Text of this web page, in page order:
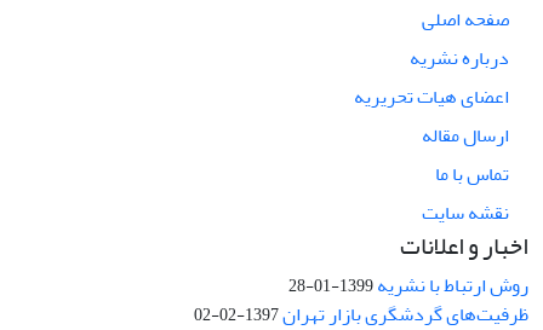
صفحه اصلی
درباره نشریه
اعضای هیات تحریریه
ارسال مقاله
تماس با ما
نقشه سایت
اخبار و اعلانات
روش ارتباط با نشریه1399-01-28
ظرفیت‌های گردشگری بازار تهران1397-02-02